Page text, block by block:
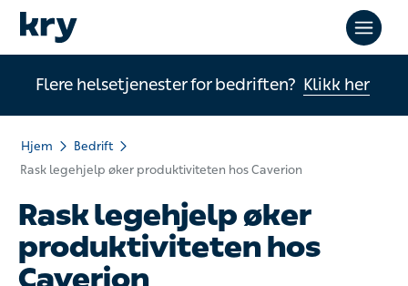
Flere helsetjenester for bedriften? Klikk her
Hjem Bedrift Rask legehjelp øker produktiviteten hos Caverion
Rask legehjelp øker
produktiviteten hos
Caverion